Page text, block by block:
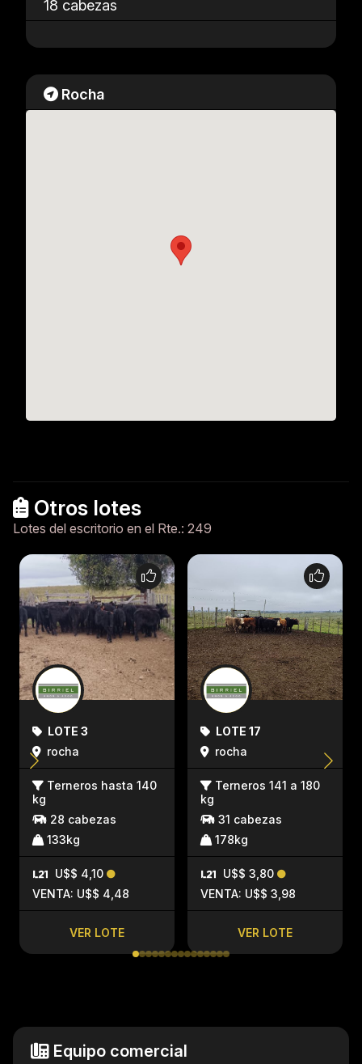
18 cabezas
Rocha
Otros lotes
Lotes del escritorio en el Rte.: 249
LOTE 3
rocha
Terneros hasta 140
kg
28 cabezas
133kg
U$$ 4,10
VENTA: U$$ 4,48
VER LOTE
LOTE 17
rocha
Terneros 141 a 180
kg
31 cabezas
178kg
U$$ 3,80
VENTA: U$$ 3,98
VER LOTE
Equipo comercial